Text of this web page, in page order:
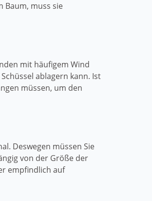
Baum, muss sie
mit häufigem Wind
ablagern kann. Ist
müssen, um den
Deswegen müssen Sie
von der Größe der
empfindlich auf